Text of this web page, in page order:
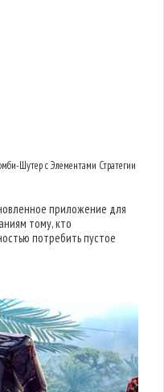
Шутер с Элементами Стратегии
приложение для
тому, кто
потребить пустое